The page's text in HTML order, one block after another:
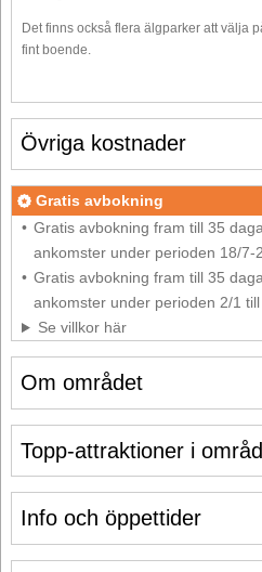
Det finns också flera älgparker att välja
fint boende.
Om området
Info och öppettider
Övriga kostnader
Gratis avbokning
Gratis avbokning fram till 35
ankomster under perioden 18/7-
Gratis avbokning fram till 35
ankomster under perioden 2/1
Se villkor här
Topp-attraktioner i